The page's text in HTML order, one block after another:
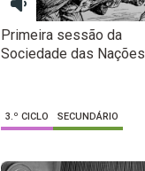
Primeira sessão da
Sociedade das Nações
3.º CICLO SECUNDÁRIO